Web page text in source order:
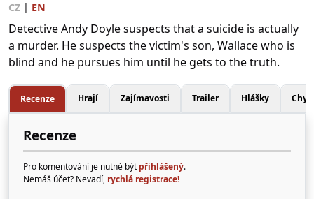
CZ | EN
Detective Andy Doyle suspects that a suicide is actually
a murder. He suspects the victim's son, Wallace who is
blind and he pursues him until he gets to the truth.
Recenze Hrají Zajímavosti Trailer Hlášky
Recenze
Pro komentování je nutné být přihlášený.
Nemáš účet? Nevadí, rychlá registrace!